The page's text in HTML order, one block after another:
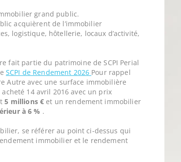
grand public.
acquièrent de l’immobilier
logistique, hôtellerie, locaux d’activité,
fait partie du patrimoine de SCPI Perial
SCPI de Rendement 2026 Pour rappel
Autre avec une surface immobilière
14 avril 2016 avec un prix
5 millions € et un rendement immobilier
à 6 % .
se référer au point ci-dessus qui
immobilier et le rendement